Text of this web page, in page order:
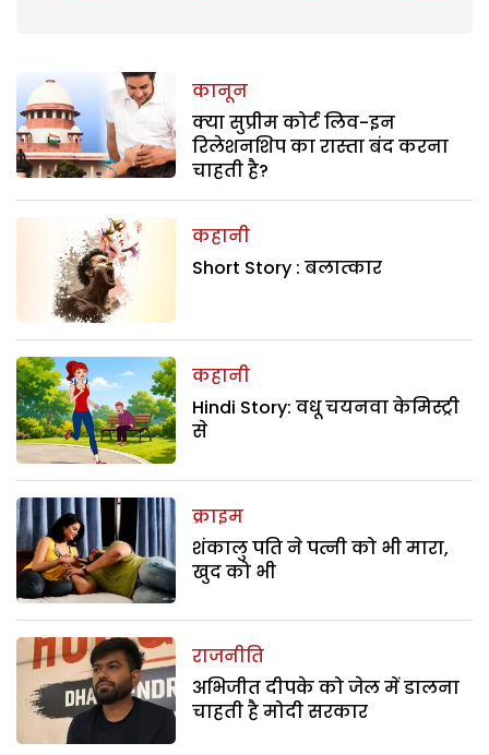
कानून
क्या सुप्रीम कोर्ट लिव-इन
रिलेशनशिप का रास्ता बंद करना
चाहती है?
कहानी
Short Story : बलात्कार
कहानी
Hindi Story: वधू चयनवा केमिस्ट्री
से
क्राइम
शंकालु पति ने पत्नी को भी मारा,
खुद को भी
राजनीति
अभिजीत दीपके को जेल में डालना
चाहती है मोदी सरकार